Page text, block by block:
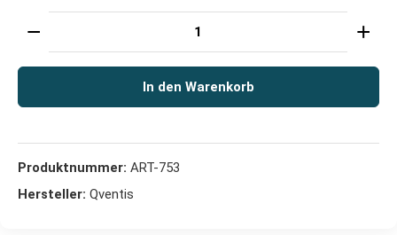
Produkt Anzahl: Gib den gewünschten Wert ein
In den Warenkorb
Produktnummer: ART-753
Hersteller: Qventis